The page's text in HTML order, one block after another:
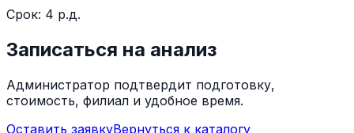
Срок: 4 р.д.
Записаться на анализ
Администратор подтвердит подготовку,
стоимость, филиал и удобное время.
Оставить заявкуВернуться к каталогу